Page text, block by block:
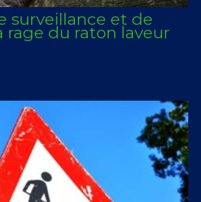
surveillance et de
rage du raton laveur